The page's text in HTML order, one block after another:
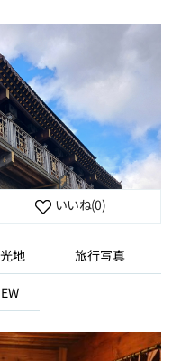
いいね(0)
地 旅行写真